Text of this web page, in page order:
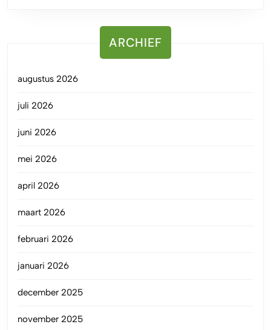
ARCHIEF
augustus 2026
juli 2026
juni 2026
mei 2026
april 2026
maart 2026
februari 2026
januari 2026
december 2025
november 2025